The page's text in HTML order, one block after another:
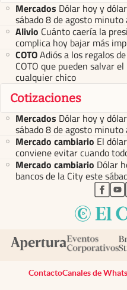
Mercados Dólar hoy y
sábado 8 de agosto
Alivio Cuánto caería la
complica hoy bajar más
COTOAdiós a los regalos
COTO que pueden salvar
cualquier chico
Cotizaciones
Mercados Dólar hoy y
sábado 8 de agosto
Mercado cambiario El
conviene evitar cuando
Mercado cambiario Dólar
bancos de la City este
ContactoCanales de